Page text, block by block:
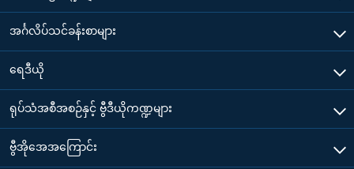
အင်္ဂလိပ်သင်ခန်းစာများ
ရေဒီယို
ရုပ်သံအစီအစဉ်နှင့် ဗွီဒီယိုကဏ္ဍများ
ဗွီအိုအေအကြောင်း